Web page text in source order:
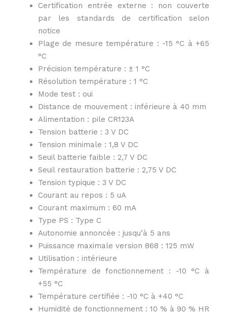
Certification entrée externe : non couverte
par les standards de certification selon
notice
Plage de mesure température : -15 °C à +65
°C
Précision température : ± 1 °C
Résolution température : 1 °C
Mode test : oui
Distance de mouvement : inférieure à 40 mm
Alimentation : pile CR123A
Tension batterie : 3 V DC
Tension minimale : 1,8 V DC
Seuil batterie faible : 2,7 V DC
Seuil restauration batterie : 2,75 V DC
Tension typique : 3 V DC
Courant au repos : 5 uA
Courant maximum : 60 mA
Type PS : Type C
Autonomie annoncée : jusqu’à 5 ans
Puissance maximale version 868 : 125 mW
Utilisation : intérieure
Température de fonctionnement : -10 °C à
+55 °C
Température certifiée : -10 °C à +40 °C
Humidité de fonctionnement : 10 % à 90 % HR